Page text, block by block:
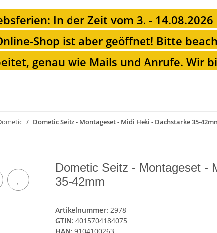
In der Zeit vom 3. -
Shop ist aber geöffnet! Bitte
genau wie Mails und Anrufe. Wir
Dometic Seitz - Montageset - Midi Heki - Dachstärke 35-
Dometic Seitz - Montageset -
35-42mm
Artikelnummer: 2978
GTIN: 4015704184075
HAN: 9104100263